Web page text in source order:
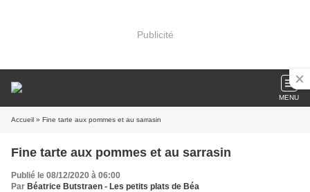
Publicité
MENU
Accueil » Fine tarte aux pommes et au sarrasin
Fine tarte aux pommes et au sarrasin
Publié le 08/12/2020 à 06:00
Par Béatrice Butstraen - Les petits plats de Béa